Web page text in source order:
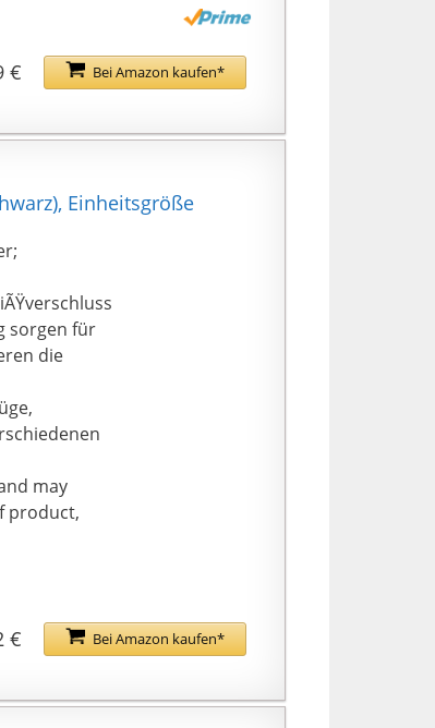
Bei Amazon kaufen*
€
Einheitsgröße
sorgen für
die
may
product,
Bei Amazon kaufen*
€